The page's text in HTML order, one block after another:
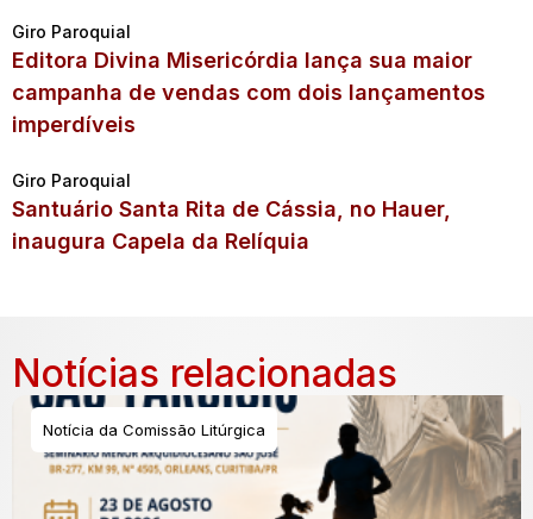
Giro Paroquial
Editora Divina Misericórdia lança sua maior
campanha de vendas com dois lançamentos
imperdíveis
Giro Paroquial
Santuário Santa Rita de Cássia, no Hauer,
inaugura Capela da Relíquia
Notícias relacionadas
Notícia da Comissão Litúrgica